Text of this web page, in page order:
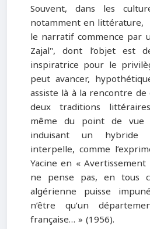
Souvent, dans les
notamment en littérature,
le narratif commence par
Zajal", dont l’objet est
inspiratrice pour le
peut avancer,
assiste là à la rencontre
deux traditions
même du point de vue
induisant un hybride
interpelle, comme
Yacine en « Avertissement
ne pense pas, en tous
algérienne puisse
n’être qu’un
française… » (1956).